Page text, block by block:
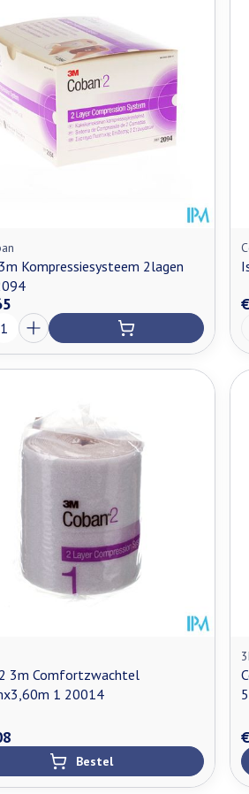
Kompressiesysteem 2lagen
3m Comfortzwachtel
1 20014
Bestel